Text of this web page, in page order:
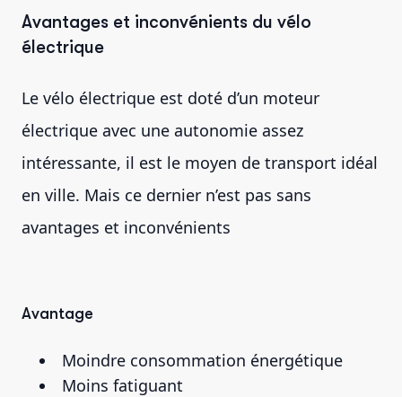
Avantages et inconvénients du vélo
électrique
Le vélo électrique est doté d’un moteur
électrique avec une autonomie assez
intéressante, il est le moyen de transport idéal
en ville. Mais ce dernier n’est pas sans
avantages et inconvénients
Avantage
Moindre consommation énergétique
Moins fatiguant